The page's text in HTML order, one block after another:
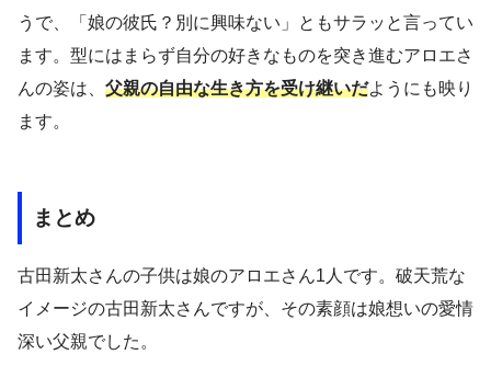
うで、「娘の彼氏？別に興味ない」ともサラッと言ってい
ます。型にはまらず自分の好きなものを突き進むアロエさ
んの姿は、 父親の自由な生き方を受け継いだようにも映り
ます。
まとめ
古田新太さんの子供は娘のアロエさん1人です。破天荒な
イメージの古田新太さんですが、その素顔は娘想いの愛情
深い父親でした。